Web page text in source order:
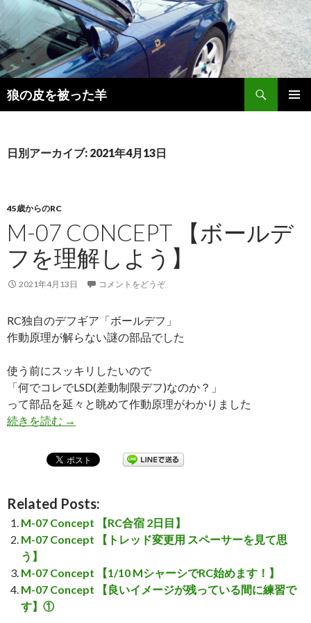
狼の皮を被った羊
検
索
ン
動
日別アーカイブ: 2021年4月13日
45歳からのRC
M-07 CONCEPT 【ボールデ
フを理解しよう】
2021年4月13日 コメントをどうぞ
RC独自のデフギア「ボールデフ」
作動原理が解らない謎の部品でした
使う前にスッキリしたいので
「何でコレでLSD(差動制限デフ)なのか？」
って部品を延々と眺めて作動原理がわかりました
続きを読む M-07 Concept 【ボールデフを理解しよう】
→
Related Posts:
M-07 Concept 【RC合宿 2日目】
M-07 Concept 【トレッド変更用 スペーサーを見て思
う】
M-07 Concept 【1/10 MシャーシでRC始めます！】
M-07 Concept 【良いイメージが残っている間に練習で
す】①